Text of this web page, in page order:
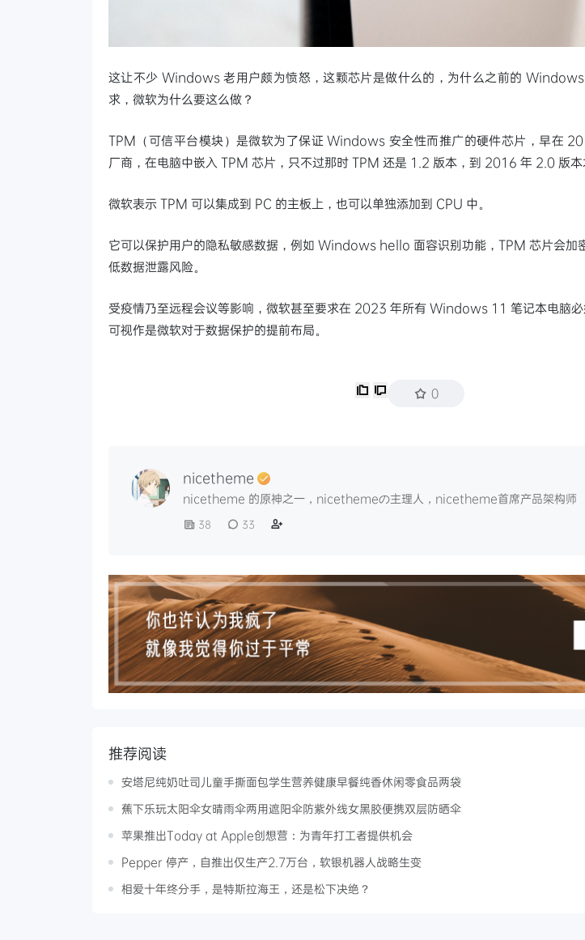
这让不少 Windows 老用户颇为愤怒，这颗芯片是做什么的，为什么之前的
求，微软为什么要这么做？
TPM（可信平台模块）是微软为了保证 Windows 安全性而推广的硬件芯片，早在
厂商，在电脑中嵌入 TPM 芯片，只不过那时 TPM 还是 1.2 版本，到 2016 年 2.0 版本
微软表示 TPM 可以集成到 PC 的主板上，也可以单独添加到 CPU 中。
它可以保护用户的隐私敏感数据，例如 Windows hello 面容识别功能，TPM 芯片会加
低数据泄露风险。
受疫情乃至远程会议等影响，微软甚至要求在 2023 年所有 Windows 11 笔记本电脑
可视作是微软对于数据保护的提前布局。
0
nicetheme
nicetheme 的原神之一，nicethemeの主理人，nicetheme首席产品架构师
38 33
推荐阅读
安塔尼纯奶吐司儿童手撕面包学生营养健康早餐纯香休闲零食品两袋
蕉下乐玩太阳伞女晴雨伞两用遮阳伞防紫外线女黑胶便携双层防晒伞
苹果推出Today at Apple创想营：为青年打工者提供机会
Pepper 停产，自推出仅生产2.7万台，软银机器人战略生变
相爱十年终分手，是特斯拉海王，还是松下决绝？